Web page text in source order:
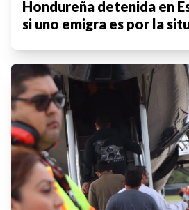
Hondureña detenida en
si uno emigra es por la